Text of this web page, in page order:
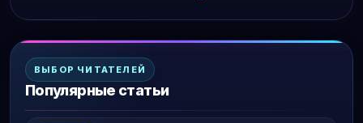
ВЫБОР ЧИТАТЕЛЕЙ
Популярные статьи